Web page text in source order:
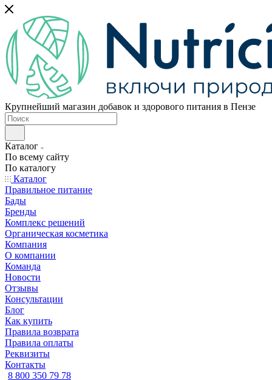
Крупнейший магазин добавок и здорового питания в Пензе
Каталог
По всему сайту
По каталогу
Каталог
Правильное питание
Бады
Бренды
Комплекс решений
Органическая косметика
Компания
О компании
Команда
Новости
Отзывы
Консультации
Блог
Как купить
Правила возврата
Правила оплаты
Реквизиты
Контакты
8 800 350 79 78